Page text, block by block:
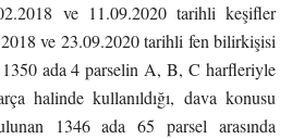
ve 11.09.2020 tarihli keşifler
ve 23.09.2020 tarihli fen bilirkişisi
1350 ada 4 parselin A, B, C harfleriyle
halinde kullanıldığı, dava konusu
1346 ada 65 parsel arasında